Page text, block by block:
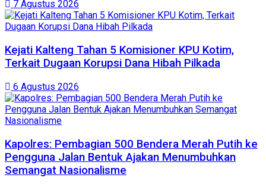
7 Agustus 2026
Kejati Kalteng Tahan 5 Komisioner KPU Kotim,
Terkait Dugaan Korupsi Dana Hibah Pilkada
6 Agustus 2026
Kapolres: Pembagian 500 Bendera Merah Putih ke
Pengguna Jalan Bentuk Ajakan Menumbuhkan
Semangat Nasionalisme